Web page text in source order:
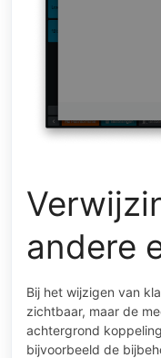
andere
Bij het wijzigen van
zichtbaar, maar de
achtergrond
bijvoorbeeld de